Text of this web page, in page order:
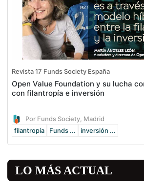
Revista 17 Funds Society España
Open Value Foundation y su lucha
con filantropía e inversión
Por Funds Society, Madrid
filantropía
Funds ... inversión ...
LO MÁS ACTUAL